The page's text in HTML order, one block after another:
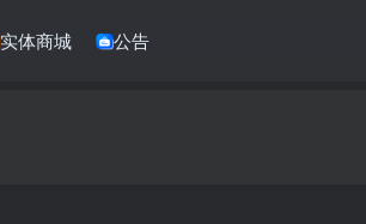
实体商城 公告